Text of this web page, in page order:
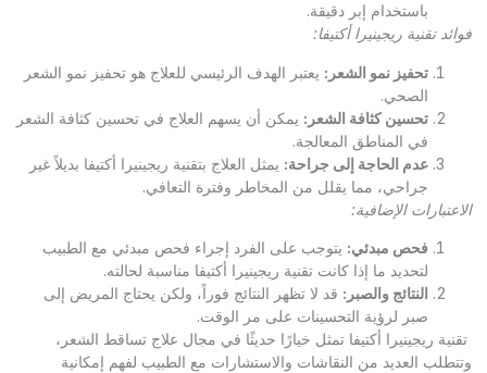
باستخدام إبر دقيقة.
فوائد تقنية ريجينيرا أكتيفا:
تحفيز نمو الشعر : يعتبر الهدف الرئيسي للعلاج هو تحفيز نمو الشعر
الصحي.
تحسين كثافة الشعر : يمكن أن يسهم العلاج في تحسين كثافة الشعر
في المناطق المعالجة.
عدم الحاجة إلى جراحة: يمثل العلاج بتقنية ريجينيرا أكتيفا بديلاً غير
جراحي، مما يقلل من المخاطر وفترة التعافي.
الاعتبارات الإضافية:
فحص مبدئي: يتوجب على الفرد إجراء فحص مبدئي مع الطبيب
لتحديد ما إذا كانت تقنية ريجينيرا أكتيفا مناسبة لحالته.
النتائج والصبر : قد لا تظهر النتائج فوراً، ولكن يحتاج المريض إلى
صبر لرؤية التحسينات على مر الوقت.
تقنية ريجينيرا أكتيفا تمثل خيارًا حديثًا في مجال علاج تساقط الشعر،
وتتطلب العديد من النقاشات والاستشارات مع الطبيب لفهم إمكانية